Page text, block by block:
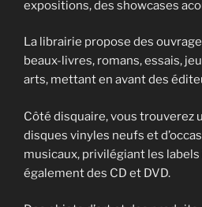
expositions, des showcases
La librairie propose des
beaux-livres, romans, essais,
arts, mettant en avant des
Côté disquaire, vous trouverez
disques vinyles neufs et
musicaux, privilégiant les
également des CD et DVD.